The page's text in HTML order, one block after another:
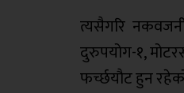
त्यसैगरि
दुरुपयोग-१,
फर्च्छयौट हुन